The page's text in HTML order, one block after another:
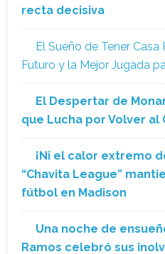
recta decisiva
El Sueño de Tener Casa
Futuro y la Mejor Jugada
El Despertar de
que Lucha por Volver al
¡Ni el calor extremo
“Chavita League”
fútbol en Madison
Una noche de
Ramos celebró sus